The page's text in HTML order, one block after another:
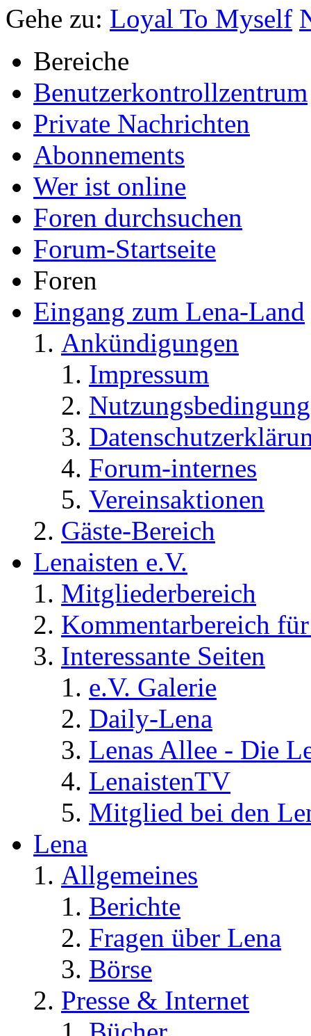
Gehe zu: Loyal To Myself
Bereiche
Benutzerkontrollzentrum
Private Nachrichten
Abonnements
Wer ist online
Foren durchsuchen
Forum-Startseite
Foren
Eingang zum Lena-Land
Ankündigungen
Impressum
Forum-internes
Vereinsaktionen
Gäste-Bereich
Lenaisten e.V.
Mitgliederbereich
Kommentarbereich
Interessante Seiten
e.V. Galerie
Daily-Lena
Lenas Allee - Die
LenaistenTV
Mitglied bei den
Lena
Allgemeines
Berichte
Fragen über Lena
Börse
Presse & Internet